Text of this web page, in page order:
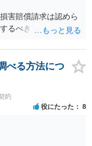
害賠償請求は認めら
るべきでしょう。
べる方法につ
約
役にたった 8